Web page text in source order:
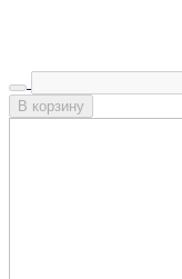
В корзину